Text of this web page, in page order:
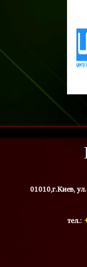
01010,г.Киев,
тел.: